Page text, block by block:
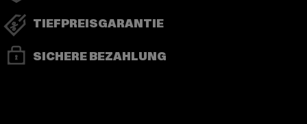
TIEFPREISGARANTIE
SICHERE BEZAHLUNG